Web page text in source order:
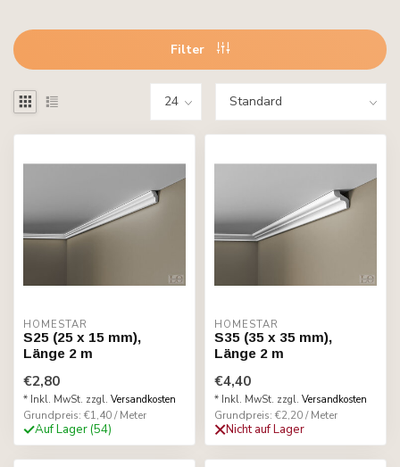
Filter
HOMESTAR
S25 (25 x 15 mm),
Länge 2 m
€2,80
* Inkl. MwSt. zzgl. Versandkosten
Grundpreis: €1,40 / Meter
Auf Lager (54)
HOMESTAR
S35 (35 x 35 mm),
Länge 2 m
€4,40
* Inkl. MwSt. zzgl. Versandkosten
Grundpreis: €2,20 / Meter
Nicht auf Lager